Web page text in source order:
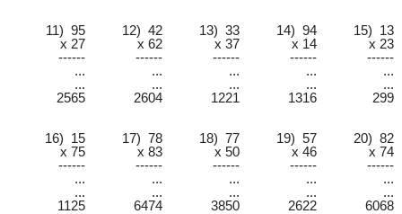
11) 95 12) 42 13) 33 14) 94
15) 13
x 27
x 62 x 37 x 14
x 23
------
------ ------ ------
------
...
... ... ...
...
...
... ... ...
...
2565
2604 1221 1316 299
16) 15 17) 78 18) 77 19) 57
20) 82
x 75
x 83 x 50 x 46
x 74
------
------ ------ ------
------
...
... ... ...
...
...
... ... ...
...
1125
6474 3850 2622 6068